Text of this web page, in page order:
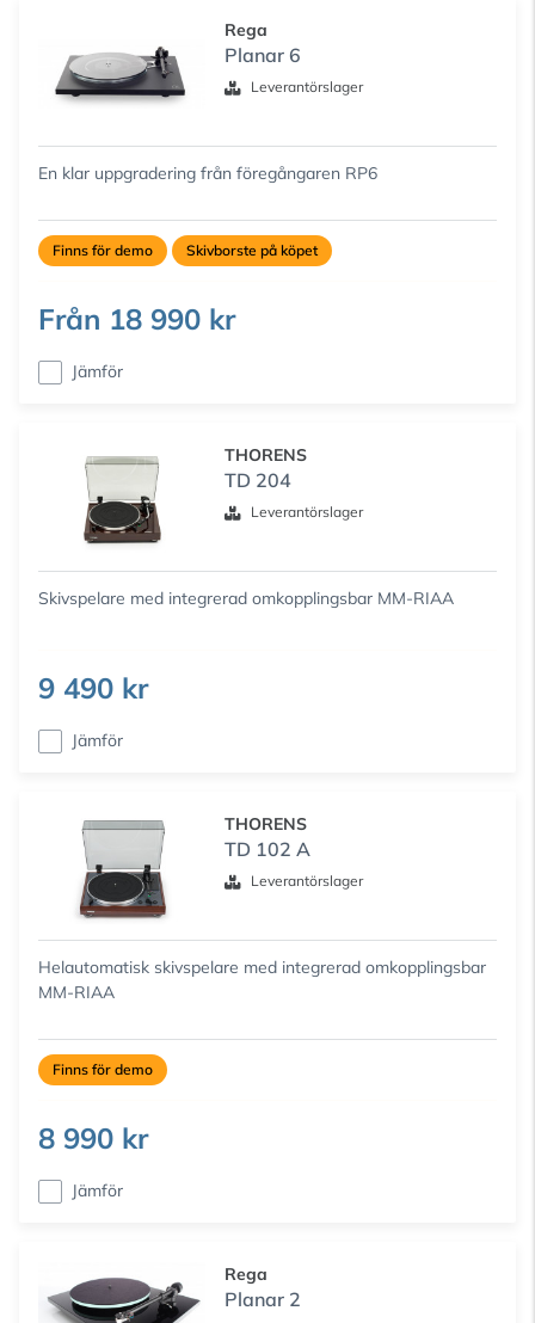
Rega
Planar 6
Leverantörslager
En klar uppgradering från föregångaren RP6
Finns för demo Skivborste på köpet
Från 18 990 kr
Jämför
THORENS
TD 204
Leverantörslager
Skivspelare med integrerad omkopplingsbar MM-RIAA
9 490 kr
Jämför
THORENS
TD 102 A
Leverantörslager
Helautomatisk skivspelare med integrerad omkopplingsbar
MM-RIAA
Finns för demo
8 990 kr
Jämför
Rega
Planar 2